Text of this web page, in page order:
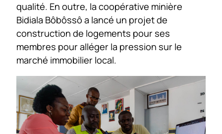
qualité. En outre, la coopérative minière
Bidiala Bôbôssô a lancé un projet de
construction de logements pour ses
membres pour alléger la pression sur le
marché immobilier local.